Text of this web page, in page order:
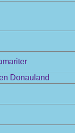
Donauland